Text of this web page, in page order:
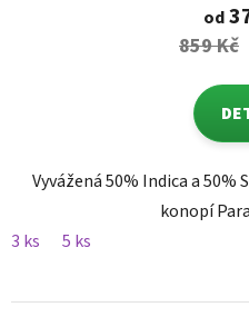
od
859 Kč
Vyvážená 50% Indica a
konopí
3 ks
5 ks